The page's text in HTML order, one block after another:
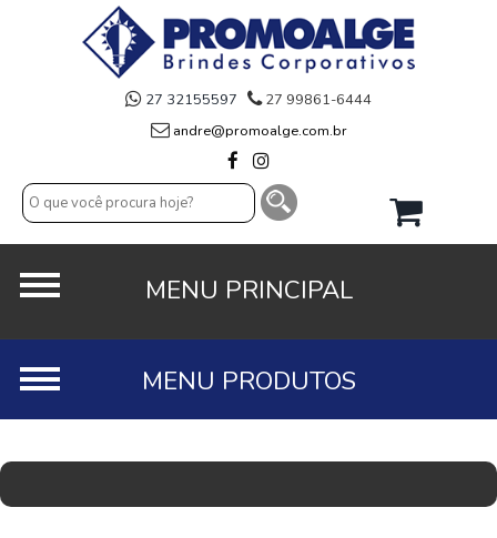
27 32155597
27 99861-6444
andre@promoalge.com.br